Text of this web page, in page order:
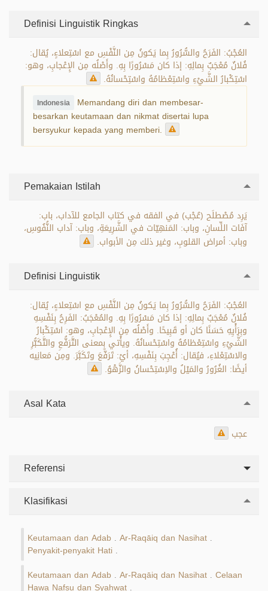
Definisi Linguistik Ringkas
العُجْبُ: الفَرَحُ والسُّرُورُ بِما يَكونُ مِن النَّفْسِ مع اسْتِعلاءٍ، يُقال:
فُلانٌ مُعْجَبٌ بِمالِهِ: إذا كان مَسْرُورًا بِهِ. وأَصْلُه مِن الإِعْجابِ، وهو:
اسْتِكْبارُ الشَّيْءِ واسْتِعْظامُهُ واسْتِحْسانُهُ.
Indonesia Memandang diri dan membesar-
besarkan keutamaan dan nikmat disertai lupa
bersyukur kepada yang memberi.
Pemakaian Istilah
يَرِد مُصْطلَح (عُجْب) في الفقه في كتاب الجامع للآداب، باب:
آفَات اللِّسانِ، وباب: المَنهِيّات في الشَّرِيعَةِ، وباب: آداب النُّفُوسِ،
وباب: أمراض القلوبِ، وغير ذلك مِن الأبواب.
Definisi Linguistik
العُجْبُ: الفَرَحُ والسُّرُورُ بِما يَكونُ مِن النَّفْسِ مع اسْتِعلاءٍ، يُقال:
فُلانٌ مُعْجَبٌ بِمالِهِ: إذا كان مَسْرُورًا بِهِ. والمُعْجَبُ: الفَرِحُ بِنَفْسِهِ
وبِرَأْيِهِ حَسَنًا كان أو قَبِيحًا. وأَصْلُه مِن الإِعْجابِ، وهو: اسْتِكْبارُ
الشَّيْءِ واسْتِعْظامُهُ واسْتِحْسانُهُ. ويأْتي بِمعنى التَّرَفُّعِ والتَّكَبُّرِ
والاسْتِعْلاءِ، فيُقال: أُعْجِبَ بِنَفْسِهِ، أيْ: تَرَفَّعَ وتَكَبَّرَ. ومِن مَعانِيه
أيضًا: الغُرُورُ والمَيْلُ والاِسْتِحْسانُ والزَّهْوُ.
Asal Kata
عجب
Referensi
Klasifikasi
Keutamaan dan Adab Ar-Raqāiq dan Nasihat
Penyakit-penyakit Hati
Keutamaan dan Adab Ar-Raqāiq dan Nasihat Celaan